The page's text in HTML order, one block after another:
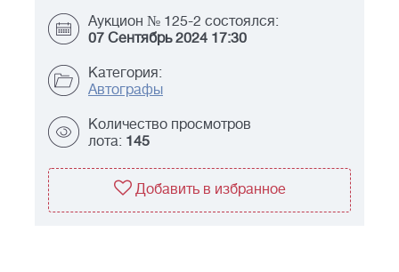
Аукцион № 125-2 состоялся:
07 Сентябрь 2024 17:30
Категория:
Автографы
Количество просмотров
лота: 145
Добавить в избранное